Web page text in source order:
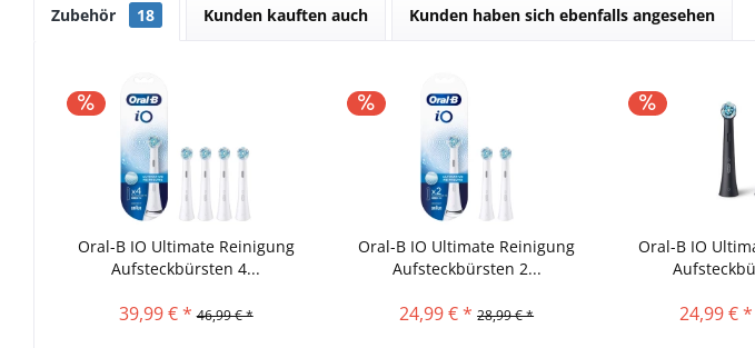
Zubehör 18 Kunden kauften auch Kunden haben sich ebenfalls angesehen
Oral-B IO Ultimate Reinigung
Aufsteckbürsten 4...
39,99 € * 46,99 € *
Oral-B IO Ultimate Reinigung
Aufsteckbürsten 2...
24,99 € * 28,99 € *
Oral-B IO
24,99 € *